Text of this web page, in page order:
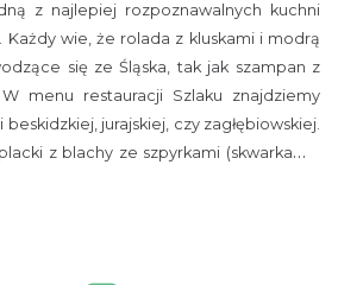
z najlepiej rozpoznawalnych kuchni
Każdy wie, że rolada z kluskami i modrą
się ze Śląska, tak jak szampan z
menu restauracji Szlaku znajdziemy
z blachy ze szpyrkami (skwarkami),
maślance), to tylko niektóre z ponad